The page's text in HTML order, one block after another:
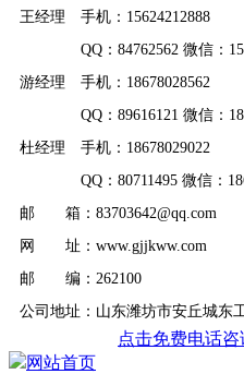
王经理 手机：15624212888
QQ：84762562 微信：
游经理 手机：18678028562
QQ：89616121 微信：
杜经理 手机：18678029022
QQ：80711495 微信：
邮 箱：83703642@qq.com
网 址：www.gjjkww.com
邮 编：262100
公司地址：山东潍坊市安丘城东
点击免费电话咨
网站首页